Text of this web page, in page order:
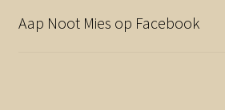
Aap Noot Mies op Facebook